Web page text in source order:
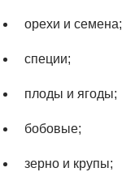
орехи и семена;
специи;
плоды и ягоды;
бобовые;
зерно и крупы;